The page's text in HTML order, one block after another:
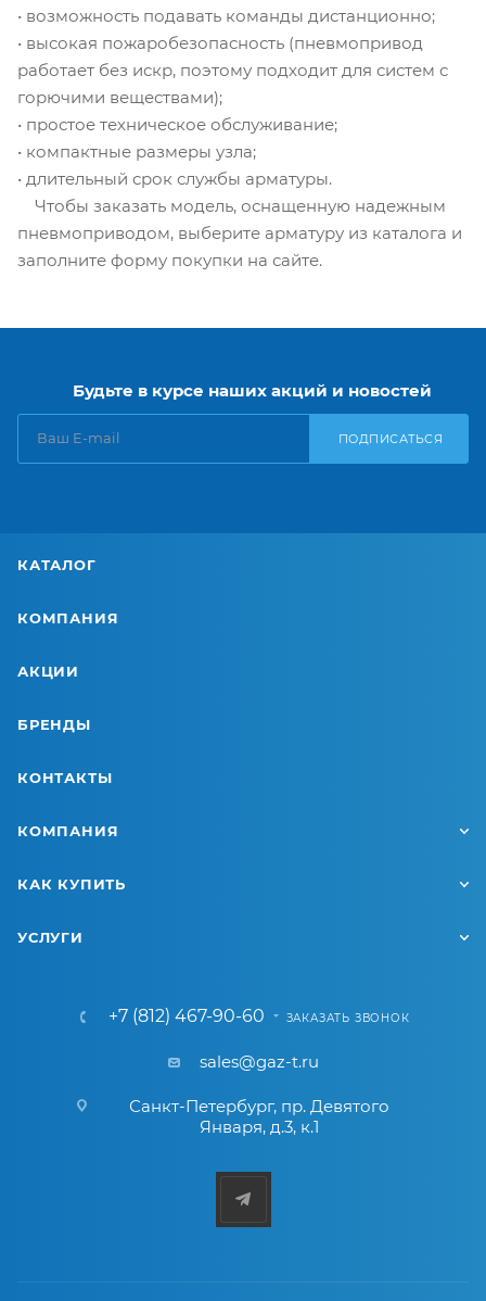
• возможность подавать команды дистанционно;
• высокая пожаробезопасность (пневмопривод
работает без искр, поэтому подходит для систем с
горючими веществами);
• простое техническое обслуживание;
• компактные размеры узла;
• длительный срок службы арматуры.
Чтобы заказать модель, оснащенную надежным
пневмоприводом, выберите арматуру из каталога и
заполните форму покупки на сайте.
Будьте в курсе наших акций и новостей
ПОДПИСАТЬСЯ
КАТАЛОГ
КОМПАНИЯ
АКЦИИ
БРЕНДЫ
КОНТАКТЫ
КОМПАНИЯ
КАК КУПИТЬ
УСЛУГИ
+7 (812) 467-90-60 ЗАКАЗАТЬ ЗВОНОК
sales@gaz-t.ru
Санкт-Петербург, пр. Девятого
Января, д.3, к.1